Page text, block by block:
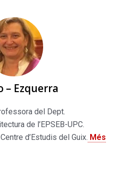
– Ezquerra
del Dept.
de l’EPSEB-UPC.
d’Estudis del Guix. Més